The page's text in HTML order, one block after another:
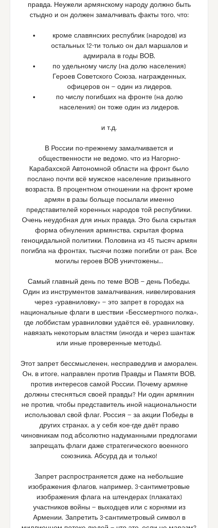
правда. Неужели армянскому народу должно быть
стыдно и он должен замалчивать факты того, что:
кроме славянских республик (народов) из
остальных 12-ти только он дал маршалов и
адмирала в годы ВОВ,
по удельному числу (на долю населения)
Героев Советского Союза, награжденных,
офицеров он — один из лидеров,
по числу погибших на фронте (на долю
населения) он тоже один из лидеров,
и т.д.
В России по-прежнему замалчивается и
общественности не ведомо, что из Нагорно-
Карабахской Автономной области на фронт было
послано почти всё мужское население призывного
возраста. В процентном отношении на фронт кроме
армян в разы больще посылали именно
представителей коренных народов той республики.
Очень неудобная для иных правда. Это была скрытая
форма обнуления армянства, скрытая форма
геноцидальной политики. Половина из 45 тысяч армян
погибла на фронтах, тысячи позже погибли от ран. Все
могилы героев ВОВ уничтожены…
Самый главный день по теме ВОВ — день Победы.
Один из инструментов замалчивания, нивелирования
через «уравниловку» — это запрет в городах на
национальные флаги в шествии «Бессмертного полка»,
где лоббистам уравниловки удаётся её, уравниловку,
навязать некоторым властям (иногда и через шантаж
или иные проверенные методы).
Этот запрет бессмысленен, несправедлив и аморален.
Он, в итоге, направлен против Правды и Памяти ВОВ,
против интересов самой России. Почему армяне
должны стесняться своей правды? Ни один армянин
не против, чтобы представитель иной национальности
использовал свой флаг. Россия — за акции Победы в
других странах, а у себя кое-где даёт право
чиновникам под абсолютно надуманными предлогами
запрещать флаги даже стратегического военного
союзника. Абсурд да и только!
Запрет распространяется даже на небольшие
изображения флагов, например, 3-сантиметровые
изображения флага на штендерах (плакатах)
участников войны — выходцев или с корнями из
Армении. Запретить 3-сантиметровый символ в